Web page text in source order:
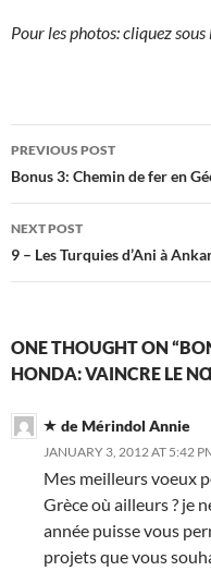
Pour les photos: cliquez sous
Post
navigation
PREVIOUS POST
Bonus 3: Chemin de fer en
NEXT POST
9 – Les Turquies d’Ani à
ONE THOUGHT ON
HONDA: VAINCRE LE
de Mérindol Annie
JANUARY 3, 2012 AT 5:42
Mes meilleurs voeux
Grèce où ailleurs ? je
année puisse vous
projets que vous